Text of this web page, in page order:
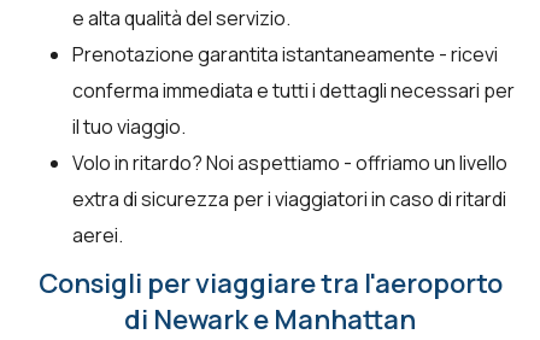
e alta qualità del servizio.
Prenotazione garantita istantaneamente - ricevi
conferma immediata e tutti i dettagli necessari per
il tuo viaggio.
Volo in ritardo? Noi aspettiamo - offriamo un livello
extra di sicurezza per i viaggiatori in caso di ritardi
aerei.
Consigli per viaggiare tra l'aeroporto
di Newark e Manhattan